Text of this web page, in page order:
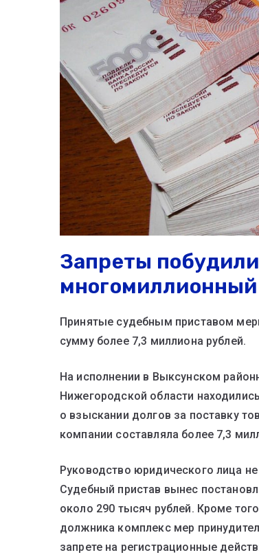
Запреты
многомиллионный
Принятые судебным приставом
сумму более 7,3 миллиона рублей.
На исполнении в Выксунском
Нижегородской области
о взыскании долгов за поставку
компании составляла более 7,3
Руководство юридического лица
Судебный пристав вынес
около 290 тысяч рублей. Кроме
должника комплекс мер
запрете на регистрационные